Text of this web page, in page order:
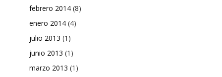
febrero 2014 (8)
enero 2014 (4)
julio 2013 (1)
junio 2013 (1)
marzo 2013 (1)